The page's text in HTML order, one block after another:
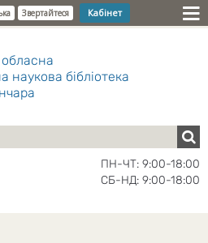
Звертайтеся Кабінет
наукова бібліотека
ПН-ЧТ: 9:00-18:00
СБ-НД: 9:00-18:00